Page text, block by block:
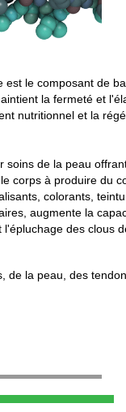
est le composant de
la fermeté et
nutritionnel et la
soins de la peau
corps à produire du
colorants,
augmente la
des clous
de la peau, des